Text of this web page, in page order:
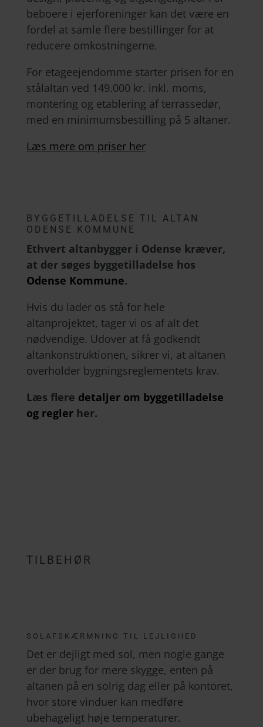
beboere i ejerforeninger kan det være en
fordel at samle flere bestillinger for at
reducere omkostningerne.
For etageejendomme starter prisen for en
stålaltan ved 149.000 kr. inkl. moms,
montering og etablering af terrassedør,
med en minimumsbestilling på 5 altaner.
Læs mere om priser her
BYGGETILLADELSE TIL ALTAN
ODENSE KOMMUNE
Ethvert altanbygger i Odense kræver,
at der søges byggetilladelse hos
Odense Kommune.
Hvis du lader os stå for hele
altanprojektet, tager vi os af alt det
nødvendige. Udover at få godkendt
altankonstruktionen, sikrer vi, at altanen
overholder bygningsreglementets krav.
Læs flere detaljer om byggetilladelse
og reglerher.
TILBEHØR
SOLAFSKÆRMNING TIL LEJLIGHED
Det er dejligt med sol, men nogle gange
er der brug for mere skygge, enten på
altanen på en solrig dag eller på kontoret,
hvor store vinduer kan medføre
ubehageligt høje temperaturer.